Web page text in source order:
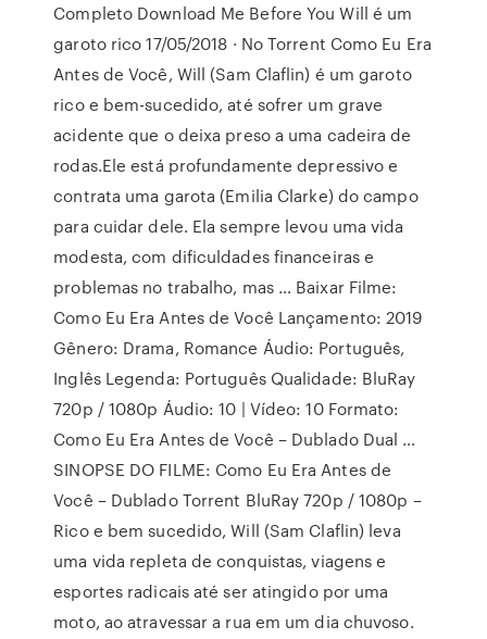
Completo Download Me Before You Will é um
garoto rico 17/05/2018 · No Torrent Como Eu Era
Antes de Você, Will (Sam Claflin) é um garoto
rico e bem-sucedido, até sofrer um grave
acidente que o deixa preso a uma cadeira de
rodas.Ele está profundamente depressivo e
contrata uma garota (Emilia Clarke) do campo
para cuidar dele. Ela sempre levou uma vida
modesta, com dificuldades financeiras e
problemas no trabalho, mas … Baixar Filme:
Como Eu Era Antes de Você Lançamento: 2019
Gênero: Drama, Romance Áudio: Português,
Inglês Legenda: Português Qualidade: BluRay
720p / 1080p Áudio: 10 | Vídeo: 10 Formato:
Como Eu Era Antes de Você – Dublado Dual …
SINOPSE DO FILME: Como Eu Era Antes de
Você – Dublado Torrent BluRay 720p / 1080p –
Rico e bem sucedido, Will (Sam Claflin) leva
uma vida repleta de conquistas, viagens e
esportes radicais até ser atingido por uma
moto, ao atravessar a rua em um dia chuvoso.